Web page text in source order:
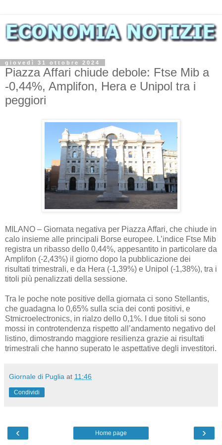
giovedì 31 ottobre 2024
Piazza Affari chiude debole: Ftse Mib a
-0,44%, Amplifon, Hera e Unipol tra i
peggiori
MILANO – Giornata negativa per Piazza Affari, che chiude in
calo insieme alle principali Borse europee. L’indice Ftse Mib
registra un ribasso dello 0,44%, appesantito in particolare da
Amplifon (-2,43%) il giorno dopo la pubblicazione dei
risultati trimestrali, e da Hera (-1,39%) e Unipol (-1,38%), tra i
titoli più penalizzati della sessione.
Tra le poche note positive della giornata ci sono Stellantis,
che guadagna lo 0,65% sulla scia dei conti positivi, e
Stmicroelectronics, in rialzo dello 0,1%. I due titoli si sono
mossi in controtendenza rispetto all’andamento negativo del
listino, dimostrando maggiore resilienza grazie ai risultati
trimestrali che hanno superato le aspettative degli investitori.
Giornale di Puglia at 11:46
Condividi
‹ ›
Home page